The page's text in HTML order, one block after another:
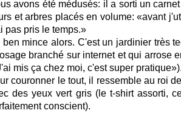
avons été médusés: il a sorti un
et arbres placés en volume: «avant
pas pris le temps.»
ben mince alors. C'est un jardinier très
branché sur internet et qui arrose
mis ça chez moi, c'est super
couronner le tout, il ressemble au roi
des yeux vert gris (le t-shirt assorti,
conscient).